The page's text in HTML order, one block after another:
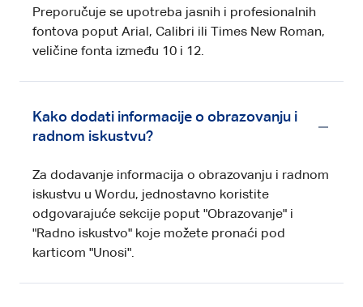
Preporučuje se upotreba jasnih i profesionalnih
fontova poput Arial, Calibri ili Times New Roman,
veličine fonta između 10 i 12.
Kako dodati informacije o obrazovanju i
radnom iskustvu?
Za dodavanje informacija o obrazovanju i radnom
iskustvu u Wordu, jednostavno koristite
odgovarajuće sekcije poput "Obrazovanje" i
"Radno iskustvo" koje možete pronaći pod
karticom "Unosi".